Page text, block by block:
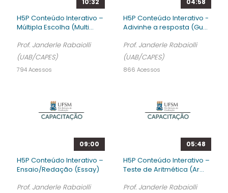
10:32
H5P Conteúdo Interativo –
Múltipla Escolha (Multi...
Prof. Janderle Rabaiolli
(UAB/CAPES)
794 Acessos
04:58
H5P Conteúdo Interativo -
Adivinhe a resposta (Gu...
Prof. Janderle Rabaiolli
(UAB/CAPES)
866 Acessos
09:00
H5P Conteúdo Interativo –
Ensaio/Redação (Essay)
Prof. Janderle Rabaiolli
05:48
H5P Conteúdo Interativo –
Teste de Aritmética (Ar...
Prof. Janderle Rabaiolli